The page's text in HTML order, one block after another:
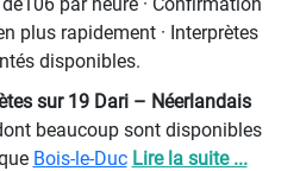
plus rapidement · Interprètes
disponibles.
sur 19 Dari – Néerlandais
beaucoup sont disponibles
Bois-le-Duc Lire la suite ...